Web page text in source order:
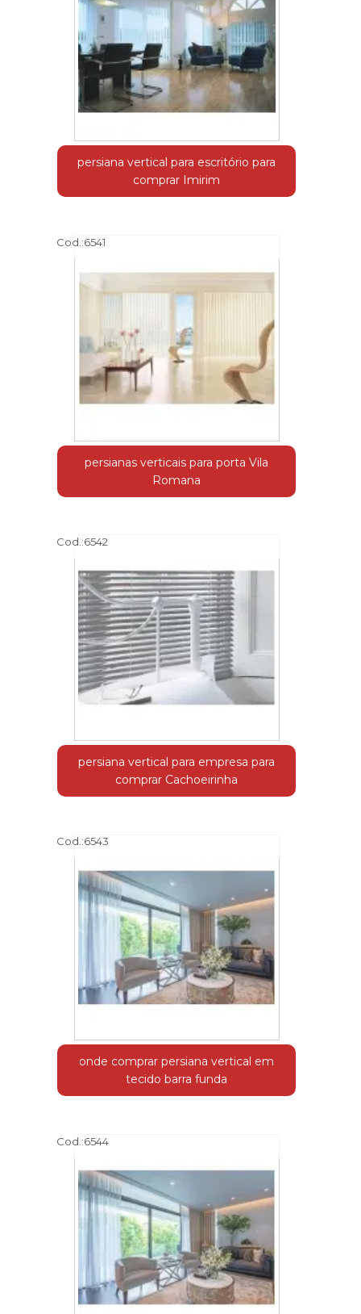
persiana vertical para escritório para
comprar Imirim
Cod.:6541
persianas verticais para porta Vila
Romana
Cod.:6542
persiana vertical para empresa para
comprar Cachoeirinha
Cod.:6543
onde comprar persiana vertical em
tecido barra funda
Cod.:6544